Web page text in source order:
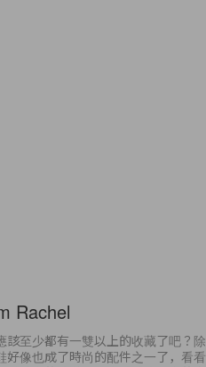
Rachel
至少都有一雙以上的收藏了吧？除
像也成了時尚的配件之一了，看看